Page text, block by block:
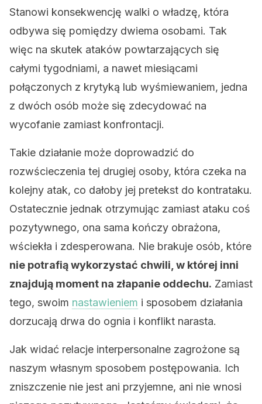
Stanowi konsekwencję walki o władzę, która
odbywa się pomiędzy dwiema osobami. Tak
więc na skutek ataków powtarzających się
całymi tygodniami, a nawet miesiącami
połączonych z krytyką lub wyśmiewaniem, jedna
z dwóch osób może się zdecydować na
wycofanie zamiast konfrontacji.
Takie działanie może doprowadzić do
rozwścieczenia tej drugiej osoby, która czeka na
kolejny atak, co dałoby jej pretekst do kontrataku.
Ostatecznie jednak otrzymując zamiast ataku coś
pozytywnego, ona sama kończy obrażona,
wściekła i zdesperowana. Nie brakuje osób, które
nie potrafią wykorzystać chwili, w której inni
znajdują moment na złapanie oddechu. Zamiast
tego, swoim nastawieniem i sposobem działania
dorzucają drwa do ognia i konflikt narasta.
Jak widać relacje interpersonalne zagrożone są
naszym własnym sposobem postępowania. Ich
zniszczenie nie jest ani przyjemne, ani nie wnosi